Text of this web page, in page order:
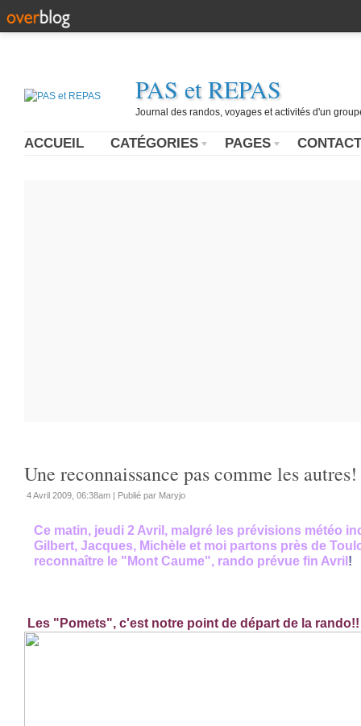
PAS et REPAS
Journal des randos, voyages et activités d'un
ACCUEIL CATÉGORIES PAGES CONTACT
Une reconnaissance pas comme les autres!
4 Avril 2009, 06:38am | Publié par Maryjo
Ce matin, jeudi 2 Avril, malgré les prévisions météo
Gilbert, Jacques, Michèle et moi partons près de
reconnaître le "Mont Caume", rando prévue fin Avril !
Les "Pomets", c'est notre point de départ de la rando!!